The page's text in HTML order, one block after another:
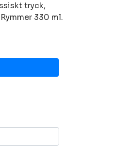
tryck,
330 ml.